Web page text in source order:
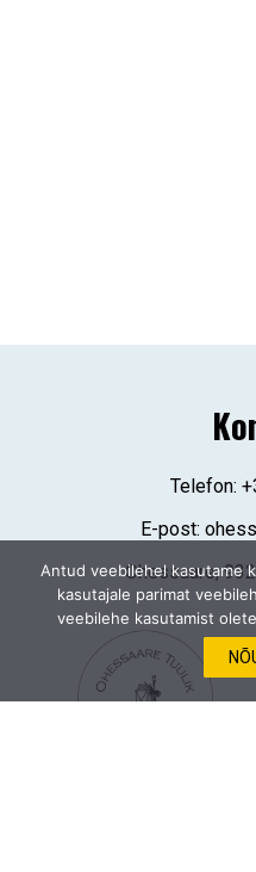
Telefon:
E-post:
Ohessaare,
Antud veebilehel kasutame
kasutajale parimat
veebilehe kasutamist